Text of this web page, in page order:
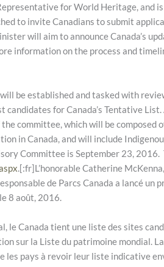
for World Heritage, and
to invite Canadians to submit
will aim to announce Canada’s
information on the process and
be established and tasked with
for Canada’s Tentative
committee, which will be composed
in Canada, and will include
Committee is September 23,
.[:fr]L’honorable Catherine
de Parcs Canada a lancé un
8 août, 2016.
le Canada tient une liste des sites
sur la Liste du patrimoine mondial.
les pays à revoir leur liste indicative